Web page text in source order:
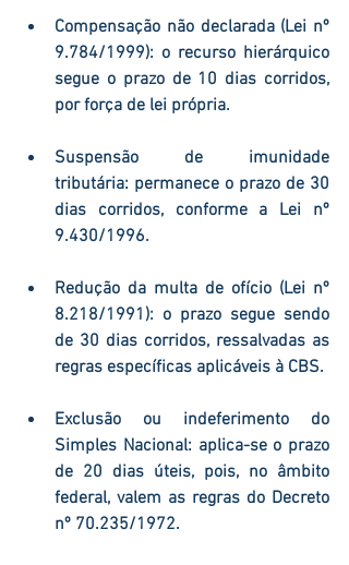
Compensação não declarada (Lei nº
9.784/1999): o recurso hierárquico
segue o prazo de 10 dias corridos,
por força de lei própria.
Suspensão de imunidade
tributária: permanece o prazo de 30
dias corridos, conforme a Lei nº
9.430/1996.
Redução da multa de ofício (Lei nº
8.218/1991): o prazo segue sendo
de 30 dias corridos, ressalvadas as
regras específicas aplicáveis à CBS.
Exclusão ou indeferimento do
Simples Nacional: aplica-se o prazo
de 20 dias úteis, pois, no âmbito
federal, valem as regras do Decreto
nº 70.235/1972.